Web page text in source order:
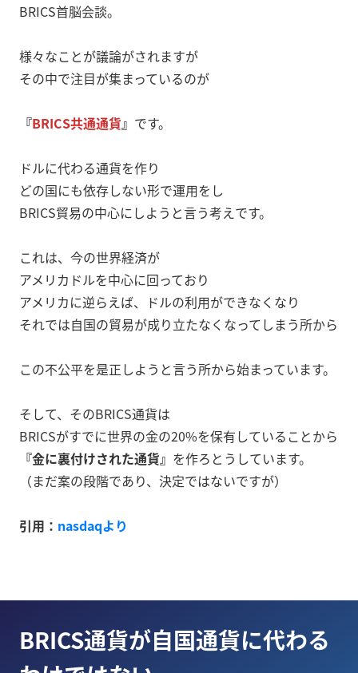
BRICS首脳会談。
様々なことが議論がされますが
その中で注目が集まっているのが
『BRICS共通通貨』 です。
ドルに代わる通貨を作り
どの国にも依存しない形で運用をし
BRICS貿易の中心にしようと言う考えです。
これは、今の世界経済が
アメリカドルを中心に回っており
アメリカに逆らえば、ドルの利用ができなくなり
それでは自国の貿易が成り立たなくなってしまう所から
この不公平を是正しようと言う所から始まっています。
そして、そのBRICS通貨は
BRICSがすでに世界の金の20%を保有していることから
『金に裏付けされた通貨』 を作ろとうしています。
（まだ案の段階であり、決定ではないですが）
引用： nasdaqより
BRICS通貨が自国通貨に代わる